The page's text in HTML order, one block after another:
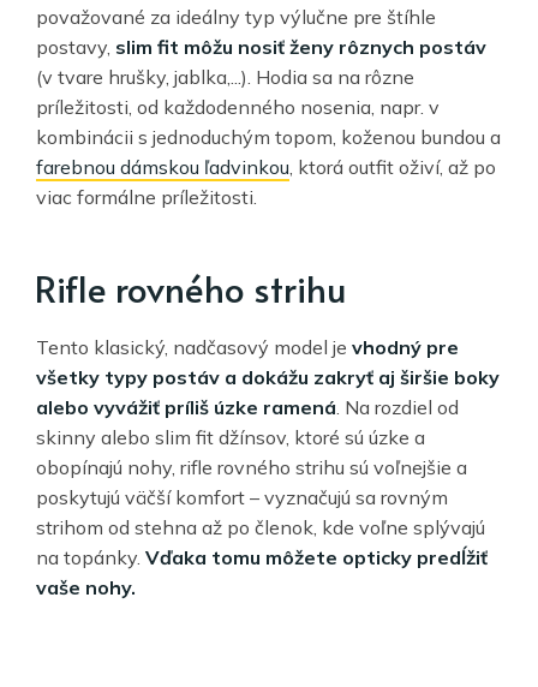
považované za ideálny typ výlučne pre štíhle
postavy, slim fit môžu nosiť ženy rôznych postáv
(v tvare hrušky, jablka,...). Hodia sa na rôzne
príležitosti, od každodenného nosenia, napr. v
kombinácii s jednoduchým topom, koženou bundou a
farebnou dámskou ľadvinkou , ktorá outfit oživí, až po
viac formálne príležitosti.
Rifle rovného strihu
Tento klasický, nadčasový model je vhodný pre
všetky typy postáv a dokážu zakryť aj širšie boky
alebo vyvážiť príliš úzke ramená . Na rozdiel od
skinny alebo slim fit džínsov, ktoré sú úzke a
obopínajú nohy, rifle rovného strihu sú voľnejšie a
poskytujú väčší komfort – vyznačujú sa rovným
strihom od stehna až po členok, kde voľne splývajú
na topánky. Vďaka tomu môžete opticky predĺžiť
vaše nohy.